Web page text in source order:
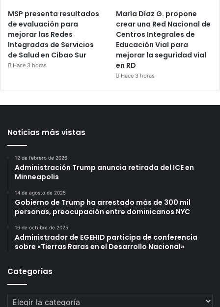
MSP presenta resultados
de evaluación para
mejorar las Redes
Integradas de Servicios
de Salud en Cibao Sur
Hace 3 horas
María Díaz G. propone
crear una Red Nacional de
Centros Integrales de
Educación Vial para
mejorar la seguridad vial
en RD
Hace 3 horas
Noticias más vistas
12 de febrero de 2026
Administración Trump anuncia retirada del ICE en
Minneapolis
14 de agosto de 2025
Gobierno de Trump ha arrestado más de 300 mil
personas, preocupación entre dominicanos NYC
16 de octubre de 2025
Administrador de EGEHID participa de conferencia
sobre «Tierras Raras en el Desarrollo Nacional»
Categorías
Categorías